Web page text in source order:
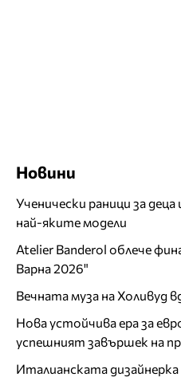
Новини
Ученически раници за
най-яките модели
Atelier Banderol облече
Варна 2026"
Вечната муза на Холивуд
Нова устойчива ера за
успешният завършек на
Италианската